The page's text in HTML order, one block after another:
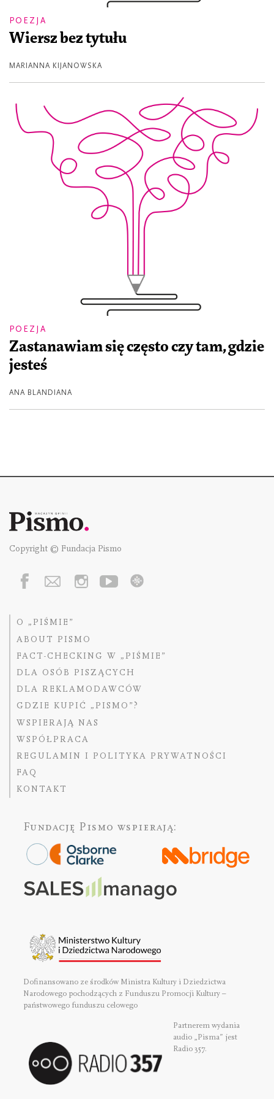
POEZJA
Wiersz bez tytułu
MARIANNA KIJANOWSKA
POEZJA
Zastanawiam się często czy tam, gdzie
jesteś
ANA BLANDIANA
Copyright © Fundacja Pismo
O „PIŚMIE”
ABOUT PISMO
FACT-CHECKING W „PIŚMIE”
DLA OSÓB PISZĄCYCH
DLA REKLAMODAWCÓW
GDZIE KUPIĆ „PISMO”?
WSPIERAJĄ NAS
WSPÓŁPRACA
REGULAMIN I POLITYKA PRYWATNOŚCI
FAQ
KONTAKT
Fundację Pismo wspierają:
Dofinansowano ze środków Ministra Kultury i Dziedzictwa
Narodowego pochodzących z Funduszu Promocji Kultury –
państwowego funduszu celowego
Partnerem wydania
audio „Pisma” jest
Radio 357.